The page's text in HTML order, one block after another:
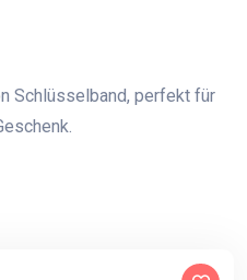
Schlüsselband, perfekt für